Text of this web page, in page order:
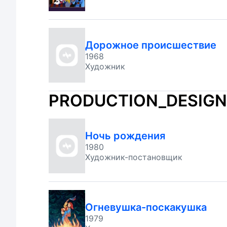
Дорожное происшествие
1968
Художник
Ночь рождения
1980
Художник-постановщик
Огневушка-поскакушка
1979